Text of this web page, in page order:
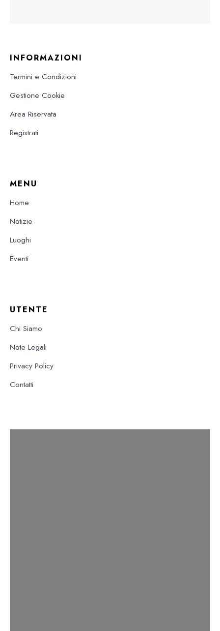
INFORMAZIONI
Termini e Condizioni
Gestione Cookie
Area Riservata
Registrati
MENU
Home
Notizie
Luoghi
Eventi
UTENTE
Chi Siamo
Note Legali
Privacy Policy
Contatti